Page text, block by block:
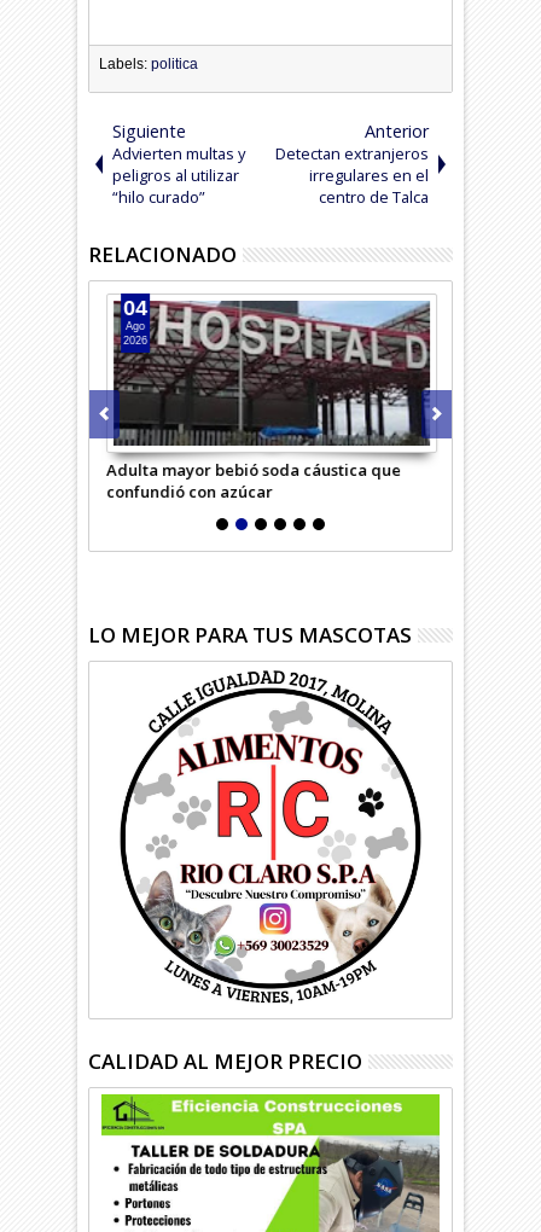
Labels:politica
Siguiente
Advierten multas y
peligros al utilizar
“hilo curado”
Anterior
Detectan extranjeros
irregulares en el
centro de Talca
RELACIONADO
Adulta mayor bebió soda cáustica que
confundió con azúcar
04
Ago
2026
LO MEJOR PARA TUS MASCOTAS
CALIDAD AL MEJOR PRECIO